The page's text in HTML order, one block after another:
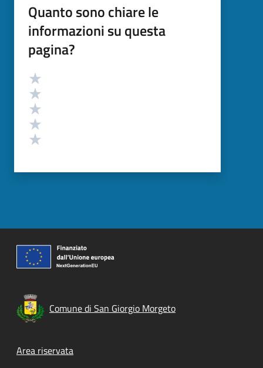
Quanto sono chiare le
informazioni su questa
pagina?
Valutazione
Comune di San Giorgio Morgeto
Footer menu
Area riservata